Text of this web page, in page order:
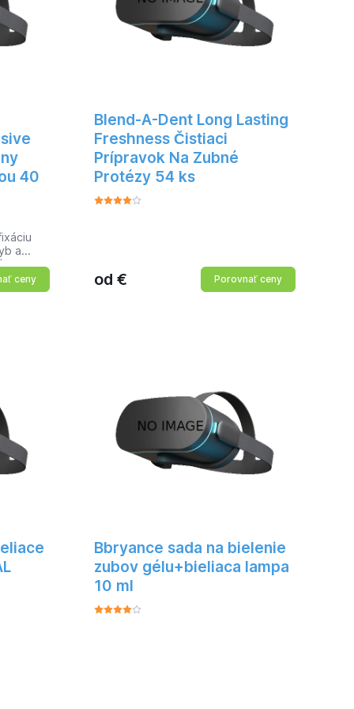
40
a
a
ceny
Blend-A-Dent Long Lasting
Freshness Čistiaci
Prípravok Na Zubné
Protézy 54 ks
od € Porovnať ceny
Bbryance sada na bielenie
zubov gélu+bieliaca lampa
10 ml